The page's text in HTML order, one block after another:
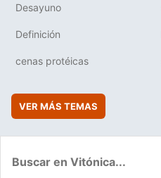
Desayuno
Definición
cenas protéicas
VER MÁS TEMAS